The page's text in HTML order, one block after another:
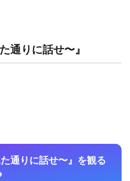
通りに話せ〜』
通りに話せ〜』を観る